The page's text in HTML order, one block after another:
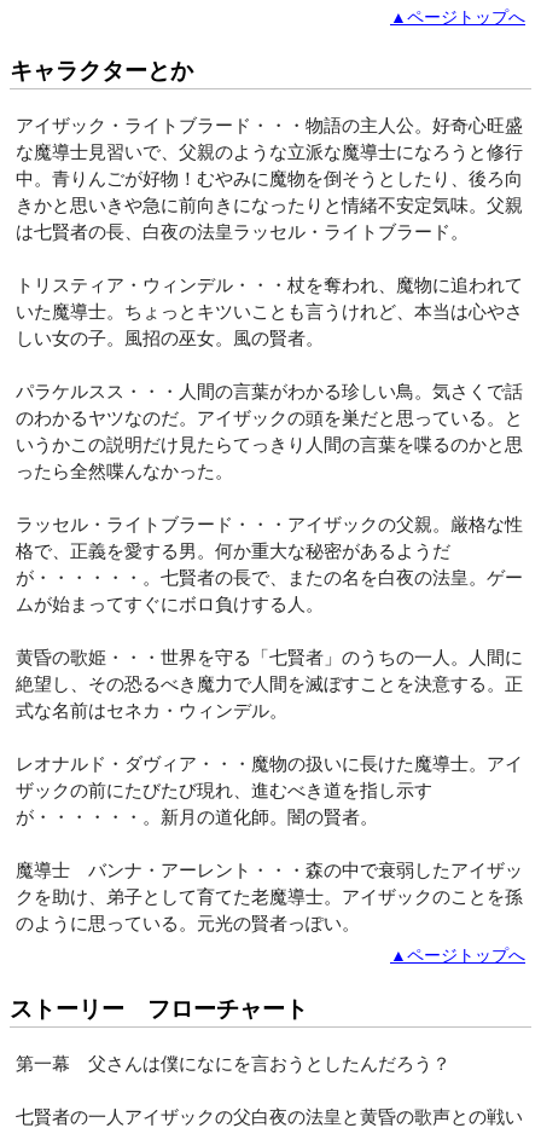
▲ページトップへ
キャラクターとか
アイザック・ライトブラード・・・物語の主人公。好奇心旺盛
な魔導士見習いで、父親のような立派な魔導士になろうと修行
中。青りんごが好物！むやみに魔物を倒そうとしたり、後ろ向
きかと思いきや急に前向きになったりと情緒不安定気味。父親
は七賢者の長、白夜の法皇ラッセル・ライトブラード。
トリスティア・ウィンデル・・・杖を奪われ、魔物に追われて
いた魔導士。ちょっとキツいことも言うけれど、本当は心やさ
しい女の子。風招の巫女。風の賢者。
パラケルスス・・・人間の言葉がわかる珍しい鳥。気さくで話
のわかるヤツなのだ。アイザックの頭を巣だと思っている。と
いうかこの説明だけ見たらてっきり人間の言葉を喋るのかと思
ったら全然喋んなかった。
ラッセル・ライトブラード・・・アイザックの父親。厳格な性
格で、正義を愛する男。何か重大な秘密があるようだ
が・・・・・・。七賢者の長で、またの名を白夜の法皇。ゲー
ムが始まってすぐにボロ負けする人。
黄昏の歌姫・・・世界を守る「七賢者」のうちの一人。人間に
絶望し、その恐るべき魔力で人間を滅ぼすことを決意する。正
式な名前はセネカ・ウィンデル。
レオナルド・ダヴィア・・・魔物の扱いに長けた魔導士。アイ
ザックの前にたびたび現れ、進むべき道を指し示す
が・・・・・・。新月の道化師。闇の賢者。
魔導士 バンナ・アーレント・・・森の中で衰弱したアイザッ
クを助け、弟子として育てた老魔導士。アイザックのことを孫
のように思っている。元光の賢者っぽい。
▲ページトップへ
ストーリー フローチャート
第一幕 父さんは僕になにを言おうとしたんだろう？
七賢者の一人アイザックの父白夜の法皇と黄昏の歌声との戦い